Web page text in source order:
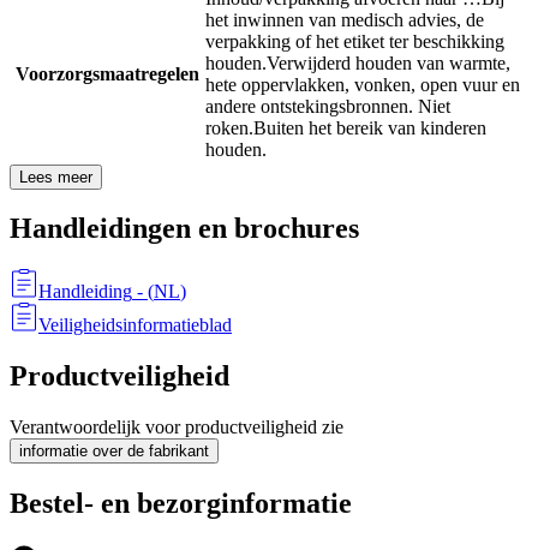
Voorzorgsmaatregelen
het inwinnen van medisch advies, de
verpakking of het etiket ter beschikking
houden.Verwijderd houden van warmte,
hete oppervlakken, vonken, open vuur en
andere ontstekingsbronnen. Niet
roken.Buiten het bereik van kinderen
houden.
Lees meer
Handleidingen en brochures
Handleiding - (NL)
Veiligheidsinformatieblad
Productveiligheid
Verantwoordelijk voor productveiligheid zie
informatie over de fabrikant
Bestel- en bezorginformatie